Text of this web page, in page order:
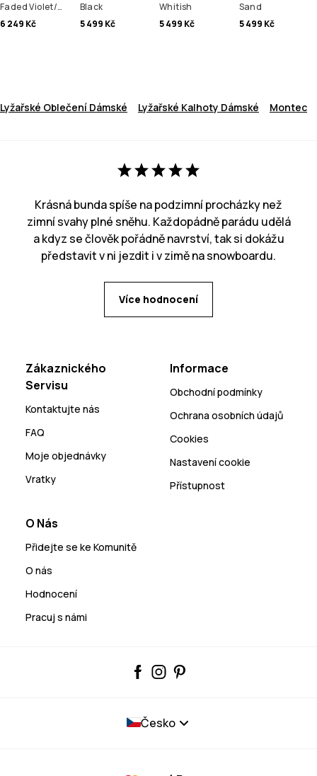
Faded Violet/Black
6 249 Kč
Black
5 499 Kč
Whitish
5 499 Kč
Sand
5 499 Kč
Lyžařské Oblečení Dámské Lyžařské Kalhoty Dámské Montec
Krásná bunda spíše na podzimní procházky než
zimní svahy plné sněhu. Každopádně parádu udělá
a kdyz se člověk pořádně navrství, tak si dokážu
představit v ni jezdit i v zimě na snowboardu.
Více hodnocení
Zákaznického
Servisu
Kontaktujte nás
FAQ
Moje objednávky
Vratky
Informace
Obchodní podmínky
Ochrana osobních údajů
Cookies
Nastavení cookie
Přístupnost
O Nás
Přidejte se ke Komunitě
O nás
Hodnocení
Pracuj s námi
Česko